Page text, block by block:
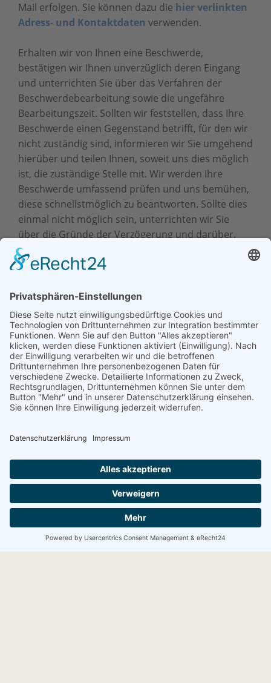
Mail erfolgen. Sie können dazu die hier verlinkten
Adress- und Kontaktdaten verwenden.
Erhalten wir von Ihnen eine Beschwerde,
bestätigen wir Ihnen unverzüglich deren Eingang
und unterrichten Sie über das Verfahren der
Beschwerdebearbeitung sowie die ungefähre
Bearbeitungszeit. Sollten wir feststellen, dass Ihre
Beschwerde einen Gegenstand betrifft, für den wir
nicht zuständig sind, informieren wir Sie umgehend
hierüber und teilen Ihnen, soweit uns dies möglich
ist, die zuständige Stelle mit. Wir werden Ihre
Beschwerde umfassend prüfen und uns bemühen,
diese schnellstmöglich zu beantworten. Sollte dies
einmal nicht möglich sein, unterrichten wir Sie
über die Gründe der Verzögerung und darüber,
wann die Prüfung voraussichtlich abgeschlossen
sein wird. Auf Wunsch erteilen wir Ihnen alle
Sofern wir Ihrem Anliegen nicht oder nicht
vollständig nachkommen können, erläutern wir
Ihnen die Gründe hierfür und weisen Sie auf etwaig
bestehende Möglichkeiten hin, wie Sie Ihr Anliegen
weiter verfolgen können.
Vermittlerauskunft
Nachhaltigkeit
Beschwerdemanagement
Vertrag widerrufen